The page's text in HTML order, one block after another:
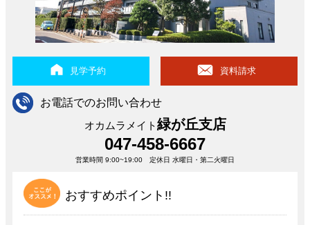
見学予約 資料請求
お電話でのお問い合わせ
オカムラメイト緑が丘支店
047-458-6667
営業時間 9:00~19:00 定休日 水曜日・第二火曜日
おすすめポイント!!